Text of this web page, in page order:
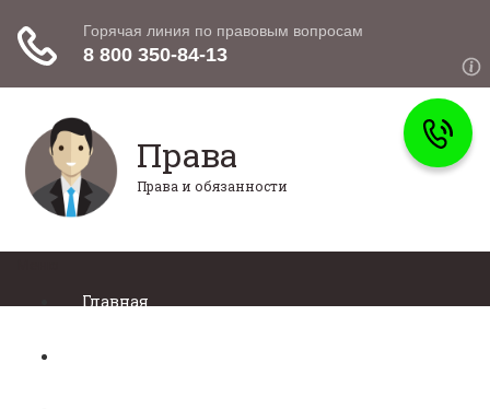
Права
Права и обязанности
Главная